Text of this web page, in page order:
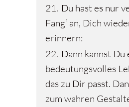
21. Du hast es nur
Fang‘ an, Dich
erinnern:
22. Dann kannst
bedeutungsvolles
das zu Dir passt.
zum wahren